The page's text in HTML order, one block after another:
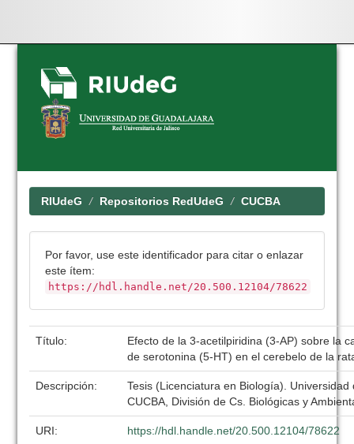
Skip
navigation
RIUdeG Repositorios RedUdeG CUCBA
Por favor, use este identificador para citar o enlazar
este ítem:
https://hdl.handle.net/20.500.12104/78622
Título:
Efecto de la 3-acetilpiridina (3-AP) sobre la
de serotonina (5-HT) en el cerebelo de la
Descripción:
Tesis (Licenciatura en Biología). Universidad
CUCBA, División de Cs. Biológicas y
URI: https://hdl.handle.net/20.500.12104/78622